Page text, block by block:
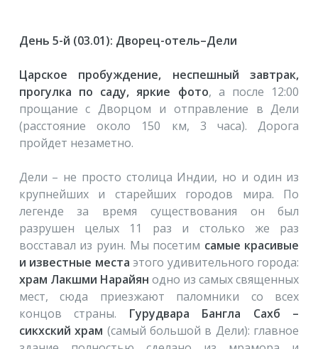
День 5-й (03.01): Дворец-отель–Дели
Царское пробуждение, неспешный завтрак,
прогулка по саду, яркие фото, а после 12:00
прощание с Дворцом и отправление в Дели
(расстояние около 150 км, 3 часа). Дорога
пройдет незаметно.
Дели – не просто столица Индии, но и один из
крупнейших и старейших городов мира. По
легенде за время существования он был
разрушен целых 11 раз и столько же раз
восставал из руин. Мы посетим самые красивые
и известные места этого удивительного города:
храм Лакшми Нарайян одно из самых священных
мест, сюда приезжают паломники со всех
концов страны. Гурудвара Бангла Сахб –
сикхский храм (самый большой в Дели): главное